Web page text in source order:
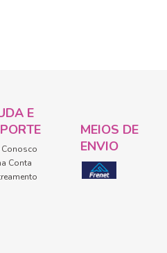
E
Conosco
Conta
MEIOS DE
ENVIO